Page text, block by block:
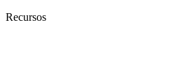
Recursos